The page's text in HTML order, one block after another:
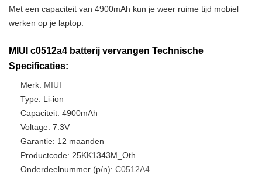
Met een capaciteit van 4900mAh kun je weer ruime tijd mobiel
werken op je laptop.
MIUI c0512a4 batterij vervangen Technische
Specificaties:
Merk: MIUI
Type: Li-ion
Capaciteit: 4900mAh
Voltage: 7.3V
Garantie: 12 maanden
Productcode: 25KK1343M_Oth
Onderdeelnummer (p/n): C0512A4